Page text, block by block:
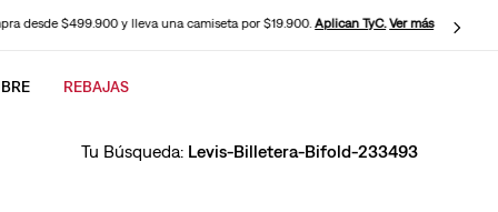
desde $499.900 y lleva una camiseta por $19.900.Aplican TyC. Ver más
REBAJAS
Levis-Billetera-Bifold-233493